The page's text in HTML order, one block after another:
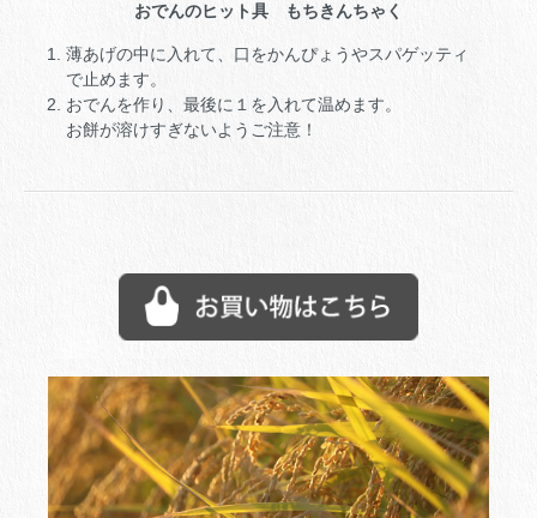
おでんのヒット具 もちきんちゃく
薄あげの中に入れて、口をかんぴょうやスパゲッティ
で止めます。
おでんを作り、最後に１を入れて温めます。
お餅が溶けすぎないようご注意！